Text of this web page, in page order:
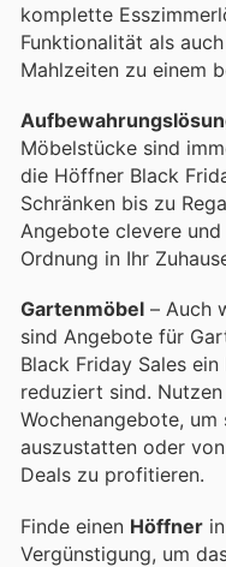
komplette
Funktionalität als
Mahlzeiten zu einem
Möbelstücke sind
die Höffner Black
Schränken bis zu
Angebote clevere
Ordnung in Ihr
Gartenmöbel – Auch
sind Angebote für
Black Friday Sales
reduziert sind.
Wochenangebote,
auszustatten oder
Deals zu profitieren.
Finde einen Höffner
Vergünstigung, um